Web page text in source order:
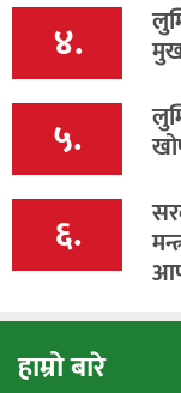
४.
५.
६.
हाम्रो बारे